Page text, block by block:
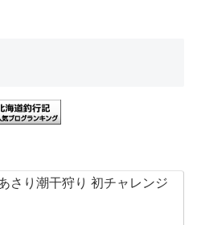
さり潮干狩り 初チャレンジ